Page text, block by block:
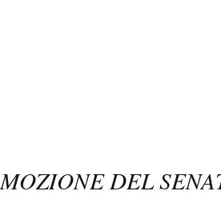
MOZIONE DEL